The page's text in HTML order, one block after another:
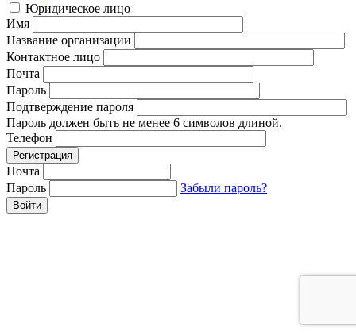
Юридическое лицо
Имя
Название организации
Контактное лицо
Почта
Пароль
Подтверждение пароля
Пароль должен быть не менее 6 символов длиной.
Телефон
Почта
Пароль
Забыли пароль?